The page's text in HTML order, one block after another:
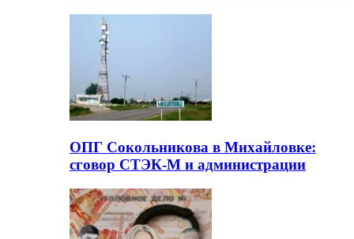
ОПГ Сокольникова в Михайловке:
сговор СТЭК-М и администрации